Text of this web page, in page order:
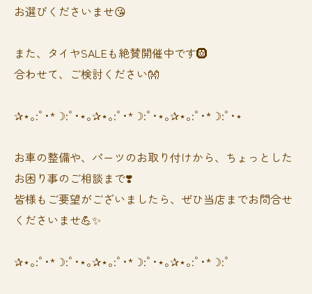
お選びくださいませ😘
また、タイヤSALEも絶賛開催中です🛞
合わせて、ご検討ください👐
✰⋆｡:ﾟ･*☽:ﾟ･⋆｡✰⋆｡:ﾟ･*☽:ﾟ･⋆｡✰⋆｡:ﾟ･*☽:ﾟ･⋆
お車の整備や、パーツのお取り付けから、ちょっとした
お困り事のご相談まで❣️
皆様もご要望がございましたら、ぜひ当店までお問合せ
くださいませ💪✨
✰⋆｡:ﾟ･*☽:ﾟ･⋆｡✰⋆｡:ﾟ･*☽:ﾟ･⋆｡✰⋆｡:ﾟ･*☽:ﾟ